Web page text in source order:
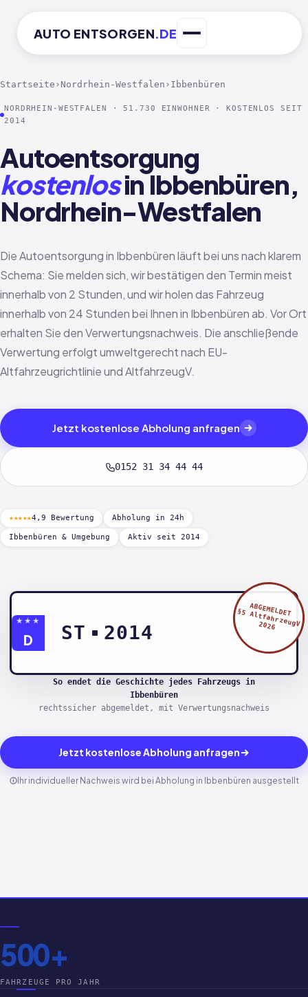
AUTO ENTSORGEN.DE
Startseite › Nordrhein-Westfalen › Ibbenbüren
NORDRHEIN-WESTFALEN · 51.730 EINWOHNER · KOSTENLOS SEIT
2014
Autoentsorgung
kostenlosin Ibbenbüren,
Nordrhein-Westfalen
Die Autoentsorgung in Ibbenbüren läuft bei uns nach klarem
Schema: Sie melden sich, wir bestätigen den Termin meist
innerhalb von 2 Stunden, und wir holen das Fahrzeug
innerhalb von 24 Stunden bei Ihnen in Ibbenbüren ab. Vor Ort
erhalten Sie den Verwertungsnachweis. Die anschließende
Verwertung erfolgt umweltgerecht nach EU-
Altfahrzeugrichtlinie und AltfahrzeugV.
Jetzt kostenlose Abholung anfragen
0152 31 34 44 44
★★★★★4,9 Bewertung Abholung in 24h
Ibbenbüren & Umgebung Aktiv seit 2014
★★★
D ST 2014
ABGEMELDET
§5 AltfahrzeugV
2026
So endet die Geschichte jedes Fahrzeugs in
Ibbenbüren
rechtssicher abgemeldet, mit Verwertungsnachweis
Jetzt kostenlose Abholung anfragen
Ihr individueller Nachweis wird bei Abholung in Ibbenbüren ausgestellt
500+
FAHRZEUGE PRO JAHR